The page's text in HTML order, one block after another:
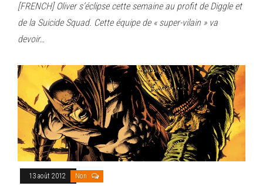
[FRENCH] Oliver s’éclipse cette semaine au profit de Diggle et
de la Suicide Squad. Cette équipe de « super-vilain » va
devoir…
13 août 2012 Non